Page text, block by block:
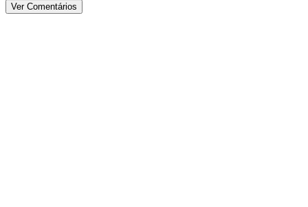
Ver Comentários